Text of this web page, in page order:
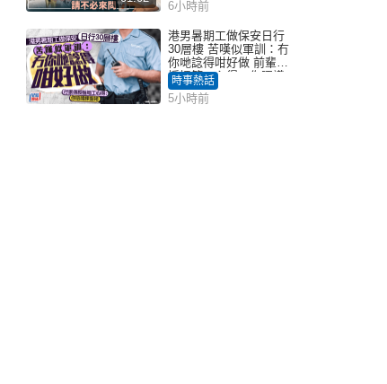
6小時前
港男暑期工做保安日行
30層樓 苦嘆似軍訓：冇
你哋諗得咁好做 前輩傳
授搵筍工心得：你唔識
揀盤啫｜Juicy叮
時事熱話
5小時前